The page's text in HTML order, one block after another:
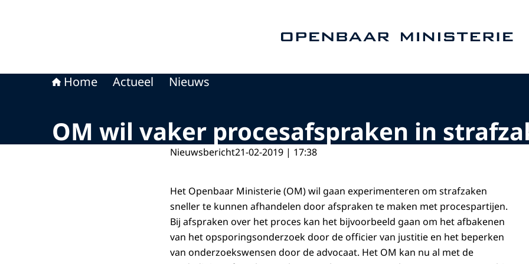
Home Actueel Nieuws
OM wil vaker procesafspraken in
Nieuwsbericht21-02-2019 | 17:38
Het Openbaar Ministerie (OM) wil gaan experimenteren om strafzaken
sneller te kunnen afhandelen door afspraken te maken met procespartijen.
Bij afspraken over het proces kan het bijvoorbeeld gaan om het afbakenen
van het opsporingsonderzoek door de officier van justitie en het beperken
van onderzoekswensen door de advocaat. Het OM kan nu al met de